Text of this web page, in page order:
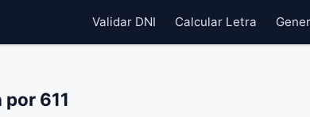
Validar DNI Calcular Letra
611